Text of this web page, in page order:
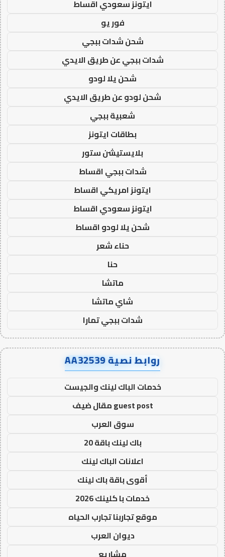
ايتونز سعودي اقساط
فور يو
شحن شدات ببجي
شدات ببجي عن طريق الايدي
شحن يلا لودو
شحن لودو عن طريق الايدي
شعبية ببجي
بطاقات ايتونز
بلايستيشن ستور
شدات ببجي اقساط
ايتونز امريكي اقساط
ايتونز سعودي اقساط
شحن يلا لودو اقساط
حناء شعر
حنا
ماتشا
شاي ماتشا
شدات ببجي تمارا
روابط نصية AA32539
خدمات الباك لينك والجيست
guest post مقال ضيف
سوق العرب
باك لينك باقة 20
اعلانات الباك لينك
أقوى باقة باك لينك
خدمات با كلينك 2026
موقع تجاربنا تجارب الحياه
ديوان العرب